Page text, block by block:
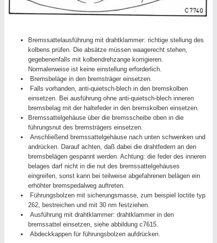
Bremssattelausführung mit drahtklammer: richtige stellung des
kolbens prüfen. Die absätze müssen waagerecht stehen,
gegebenenfalls mit kolbendrehzange korrigieren.
Normalerweise ist keine einstellung erforderlich.
Bremsbeläge in den bremsträger einsetzen.
Falls vorhanden, anti-quietsch-blech in den bremskolben
einsetzen. Bei ausführung ohne anti-quietsch-blech inneren
bremsbelag mit der haltefeder in den bremskolben einsetzen.
Bremssattelgehäuse über die bremsscheibe oben in die
führungsnut des bremsträgers einsetzen.
Anschließend bremssattelgehäuse nach unten schwenken und
andrücken. Darauf achten, daß dabei die drahtfedern an den
bremsbelägen gespannt werden. Achtung: die feder des inneren
belages darf nicht in die nut des bremssattelgehäuses
eingreifen, sonst kann bei teilweise abgefahrenen belägen ein
erhöhter bremspedalweg auftreten.
Führungsbolzen mit sicherungsmasse, zum beispiel loctite typ
262, bestreichen und mit 30 nm festziehen.
Ausführung mit drahtklammer: drahtklammer in den
bremssattel einsetzen, siehe abbildung c7615.
Abdeckkappen für führungsbolzen aufdrücken.